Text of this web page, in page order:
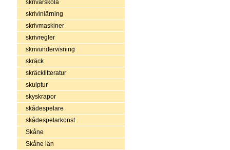
skrivarskola
skrivinlärning
skrivmaskiner
skrivregler
skrivundervisning
skräck
skräcklitteratur
skulptur
skyskrapor
skådespelare
skådespelarkonst
Skåne
Skåne län